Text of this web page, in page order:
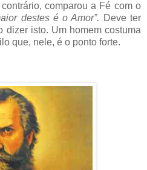
comparou a Fé com o
destes é o Amor”. Deve ter
dizer isto. Um homem costuma
que, nele, é o ponto forte.